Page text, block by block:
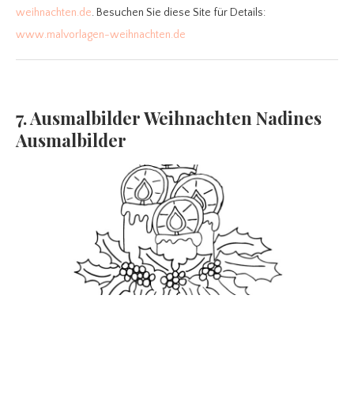
weihnachten.de. Besuchen Sie diese Site für Details:
www.malvorlagen-weihnachten.de
7. Ausmalbilder Weihnachten Nadines
Ausmalbilder